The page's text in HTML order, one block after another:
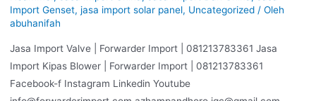
Import Genset, jasa import solar panel, Uncategorized/ Oleh
abuhanifah
Jasa Import Valve | Forwarder Import | 081213783361 Jasa
Import Kipas Blower | Forwarder Import | 081213783361
Facebook-f Instagram Linkedin Youtube